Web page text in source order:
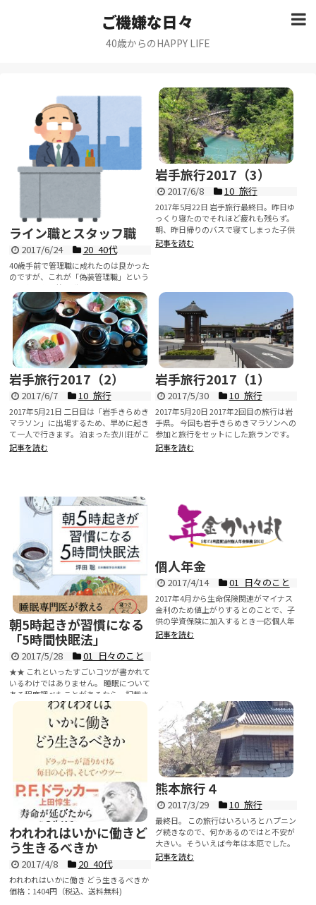
ご機嫌な日々
40歳からのHAPPY LIFE
ライン職とスタッフ職
2017/6/24 20_40代
40歳手前で管理職に成れたのは良かった
のですが、これが「偽装管理職」という
か「名ばかり管理職」というか、まぁ正
式な部下もいないし、明...
記事を読む
岩手旅行2017（3）
2017/6/8 10_旅行
2017年5月22日 岩手旅行最終日。昨日ゆ
っくり寝たのでそれほど疲れも残らず。
朝、昨日帰りのバスで寝てしまった子供
と...
記事を読む
岩手旅行2017（2）
2017/6/7 10_旅行
2017年5月21日 二日目は「岩手きらめき
マラソン」に出場するため、早めに起き
て一人で行きます。 泊まった衣川荘がこ
の...
記事を読む
岩手旅行2017（1）
2017/5/30 10_旅行
2017年5月20日 2017年2回目の旅行は岩
手県。 今回も岩手きらめきマラソンへの
参加と旅行をセットにした旅ランです。
...
記事を読む
朝5時起きが習慣になる
「5時間快眠法」
2017/5/28 01_日々のこと
★★ これといったすごいコツが書かれて
いるわけではありません。 睡眠について
ある程度調べたことがあるなら、記載さ
れている内容のほ...
記事を読む
個人年金
2017/4/14 01_日々のこと
2017年4月から生命保険関連がマイナス
金利のため値上がりするとのことで、子
供の学資保険に加入するとき一応個人年
金についても資料をも...
記事を読む
われわれはいかに働きど
う生きるべきか
2017/4/8 20_40代
われわれはいかに働き どう生きるべきか
価格：1404円（税込、送料無料)
熊本旅行４
2017/3/29 10_旅行
最終日。 この旅行はいろいろとハプニン
グ続きなので、何かあるのではと不安が
大きい。そういえば今年は本厄でした。
厄払いもまだ行っていない...
記事を読む